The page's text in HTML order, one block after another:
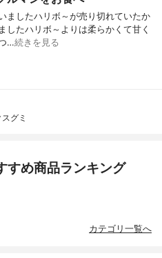
ましたハリボ～が売り切れていたか
したハリボ～よりは柔らかくて甘く
…続きを見る
グミ
すめ商品ランキング
カテゴリ一覧へ